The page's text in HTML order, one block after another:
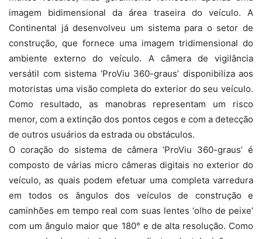
imagem bidimensional da área traseira do veículo. A
Continental já desenvolveu um sistema para o setor de
construção, que fornece uma imagem tridimensional do
ambiente externo do veículo. A câmera de vigilância
versátil com sistema ‘ProViu 360-​​graus’ disponibiliza aos
motoristas uma visão completa do exterior do seu veículo.
Como resultado, as manobras representam um risco
menor, com a extinção dos pontos cegos e com a detecção
de outros usuários da estrada ou obstáculos.
O coração do sistema de câmera ‘ProViu 360-​​graus’ é
composto de várias micro câmeras digitais no exterior do
veículo, as quais podem efetuar uma completa varredura
em todos os ângulos dos veículos de construção e
caminhões em tempo real com suas lentes ‘olho de peixe’
com um ângulo maior que 180° e de alta resolução. Como